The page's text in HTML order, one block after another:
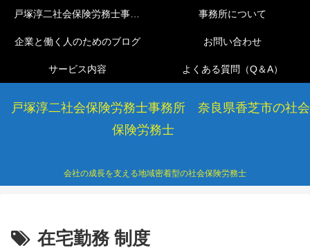
戸塚淳二社会保険労務士事務所 奈良県香芝市の社会
保険労務士
会社の成長を支える地域密着型の社会保険労務士
戸塚淳二社会保険労務士事務所 事務所について
企業と働く人のためのブログ お問い合わせ
サービス内容 よくある質問（Q＆A）
在宅勤務 制度